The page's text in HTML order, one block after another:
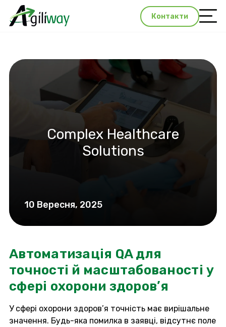
Контакти
10 Вересня, 2025
Complex Healthcare
Solutions
Автоматизація QA для
точності й масштабованості у
сфері охорони здоров’я
У сфері охорони здоров’я точність має вирішальне
значення. Будь-яка помилка в заявці, відсутнє поле